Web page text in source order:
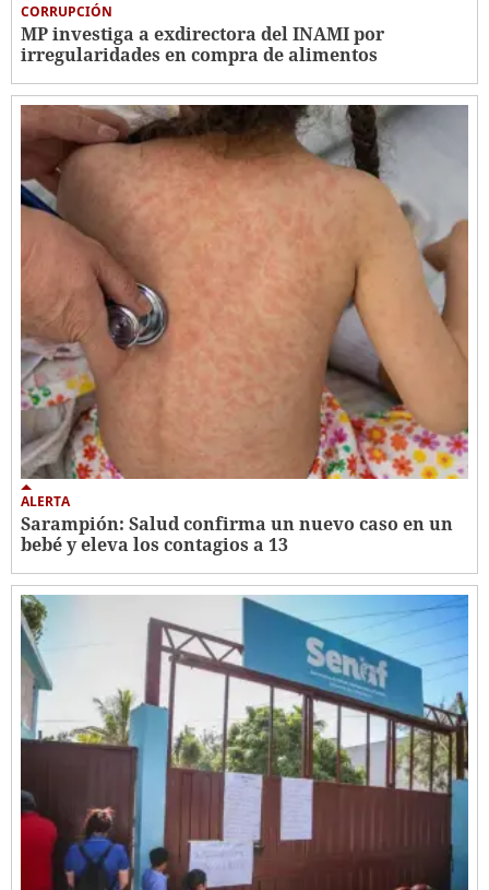
CORRUPCIÓN
MP investiga a exdirectora del INAMI por
irregularidades en compra de alimentos
ALERTA
Sarampión: Salud confirma un nuevo caso en un
bebé y eleva los contagios a 13